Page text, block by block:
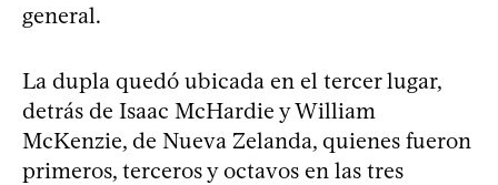
general.
La dupla quedó ubicada en el tercer lugar,
detrás de Isaac McHardie y William
McKenzie, de Nueva Zelanda, quienes fueron
primeros, terceros y octavos en las tres